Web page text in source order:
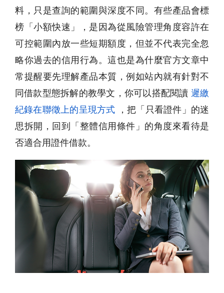
料，只是查詢的範圍與深度不同。有些產品會標
榜「小額快速」，是因為從風險管理角度容許在
可控範圍內放一些短期額度，但並不代表完全忽
略你過去的信用行為。這也是為什麼官方文章中
常提醒要先理解產品本質，例如站內就有針對不
同借款型態拆解的教學文，你可以搭配閱讀 遲繳
紀錄在聯徵上的呈現方式 ，把「只看證件」的迷
思拆開，回到「整體信用條件」的角度來看待是
否適合用證件借款。